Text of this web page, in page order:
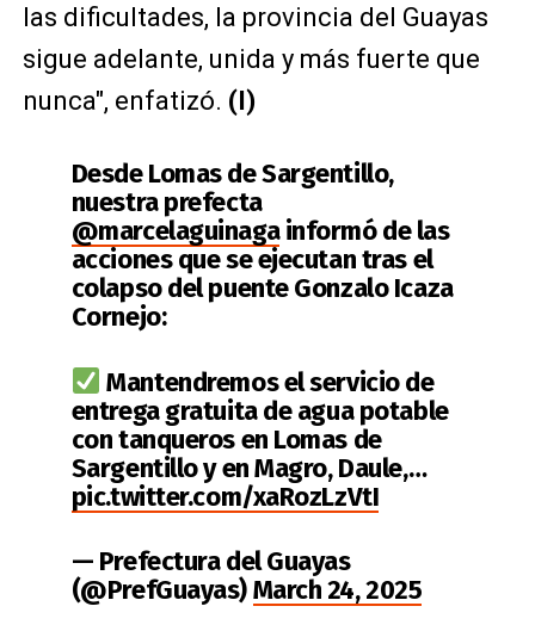
las dificultades, la provincia del Guayas
sigue adelante, unida y más fuerte que
nunca", enfatizó. (I)
Desde Lomas de Sargentillo,
nuestra prefecta
@marcelaguinagainformó de las
acciones que se ejecutan tras el
colapso del puente Gonzalo Icaza
Cornejo:
Mantendremos el servicio de
entrega gratuita de agua potable
con tanqueros en Lomas de
Sargentillo y en Magro, Daule,…
pic.twitter.com/xaRozLzVtI
— Prefectura del Guayas
(@PrefGuayas)March 24, 2025